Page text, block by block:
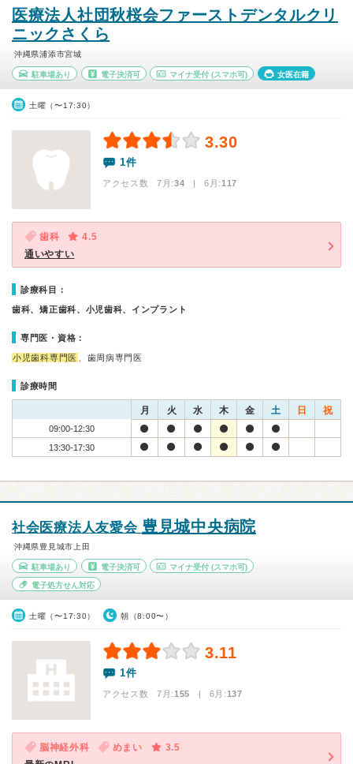
医療法人社団秋桜会ファーストデンタルクリ
ニックさくら
沖縄県浦添市宮城
駐車場あり 電子決済可 マイナ受付 (スマホ可) 女医在籍
土曜（〜17:30）
3.30
1件
アクセス数 7月:34 | 6月:117
歯科
4.5
通いやすい
診療科目：
歯科、矯正歯科、小児歯科、インプラント
専門医・資格：
小児歯科専門医 、歯周病専門医
診療時間
月 火 水 木 金 土 日 祝
09:00-12:30
13:30-17:30
社会医療法人友愛会 豊見城中央病院
沖縄県豊見城市上田
駐車場あり 電子決済可 マイナ受付 (スマホ可)
電子処方せん対応
土曜（〜17:30） 朝（8:00〜）
3.11
1件
アクセス数 7月:155 | 6月:137
脳神経外科 めまい
3.5